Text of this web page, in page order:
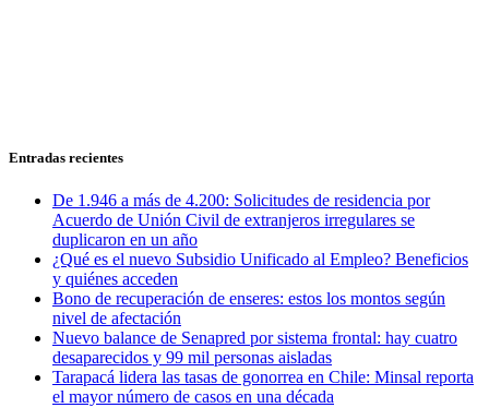
Entradas recientes
De 1.946 a más de 4.200: Solicitudes de residencia por
Acuerdo de Unión Civil de extranjeros irregulares se
duplicaron en un año
¿Qué es el nuevo Subsidio Unificado al Empleo? Beneficios
y quiénes acceden
Bono de recuperación de enseres: estos los montos según
nivel de afectación
Nuevo balance de Senapred por sistema frontal: hay cuatro
desaparecidos y 99 mil personas aisladas
Tarapacá lidera las tasas de gonorrea en Chile: Minsal reporta
el mayor número de casos en una década